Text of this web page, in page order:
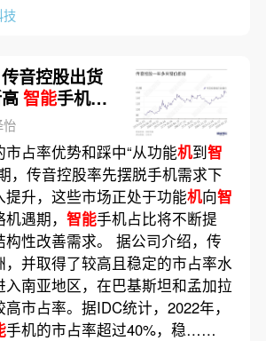
技
传音控股出货
智能手机需
怡
占率优势和踩中“从功能机到智
，传音控股率先摆脱手机需求下
升，这些市场正处于功能机向智
遇期， 智能手机占比将不断提
构性改善需求。 据公司介绍，传
，并取得了较高且稳定的市占率水
南亚地区，在巴基斯坦和孟加拉
市占率。据IDC统计，2022年，
手机的市占率超过40%，稳……